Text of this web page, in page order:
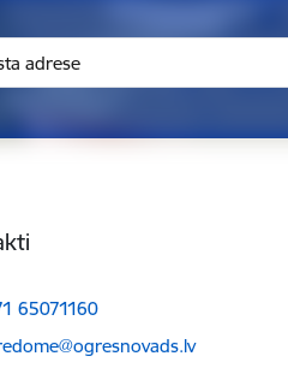
65071160